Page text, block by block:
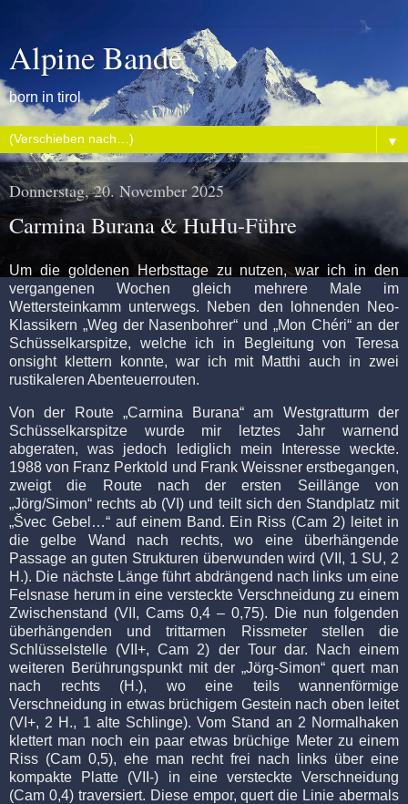
Alpine Bande
born in tirol
▼
Donnerstag, 20. November 2025
Carmina Burana & HuHu-Führe
Um die goldenen Herbsttage zu nutzen, war ich in den
vergangenen Wochen gleich mehrere Male im
Wettersteinkamm unterwegs. Neben den lohnenden Neo-
Klassikern „Weg der Nasenbohrer“ und „Mon Chéri“ an der
Schüsselkarspitze, welche ich in Begleitung von Teresa
onsight klettern konnte, war ich mit Matthi auch in zwei
rustikaleren Abenteuerrouten.
Von der Route „Carmina Burana“ am Westgratturm der
Schüsselkarspitze wurde mir letztes Jahr warnend
abgeraten, was jedoch lediglich mein Interesse weckte.
1988 von Franz Perktold und Frank Weissner erstbegangen,
zweigt die Route nach der ersten Seillänge von
„Jörg/Simon“ rechts ab (VI) und teilt sich den Standplatz mit
„Švec Gebel…“ auf einem Band. Ein Riss (Cam 2) leitet in
die gelbe Wand nach rechts, wo eine überhängende
Passage an guten Strukturen überwunden wird (VII, 1 SU, 2
H.). Die nächste Länge führt abdrängend nach links um eine
Felsnase herum in eine versteckte Verschneidung zu einem
Zwischenstand (VII, Cams 0,4 – 0,75). Die nun folgenden
überhängenden und trittarmen Rissmeter stellen die
Schlüsselstelle (VII+, Cam 2) der Tour dar. Nach einem
weiteren Berührungspunkt mit der „Jörg-Simon“ quert man
nach rechts (H.), wo eine teils wannenförmige
Verschneidung in etwas brüchigem Gestein nach oben leitet
(VI+, 2 H., 1 alte Schlinge). Vom Stand an 2 Normalhaken
klettert man noch ein paar etwas brüchige Meter zu einem
Riss (Cam 0,5), ehe man recht frei nach links über eine
kompakte Platte (VII-) in eine versteckte Verschneidung
(Cam 0,4) traversiert. Diese empor, quert die Linie abermals